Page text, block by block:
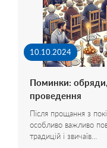
10.10.2024
Поминки:
проведення
Після прощання з
особливо важливо
традицій і звичаїв…